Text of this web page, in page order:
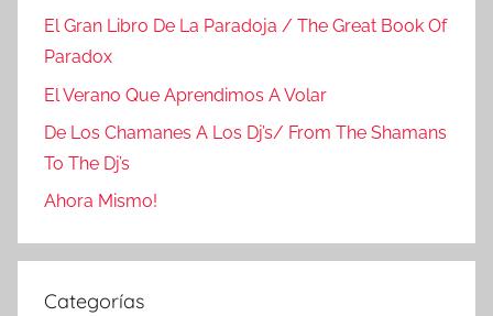
El Gran Libro De La Paradoja / The Great Book Of
Paradox
El Verano Que Aprendimos A Volar
De Los Chamanes A Los Dj’s/ From The Shamans
To The Dj’s
Ahora Mismo!
Categorías